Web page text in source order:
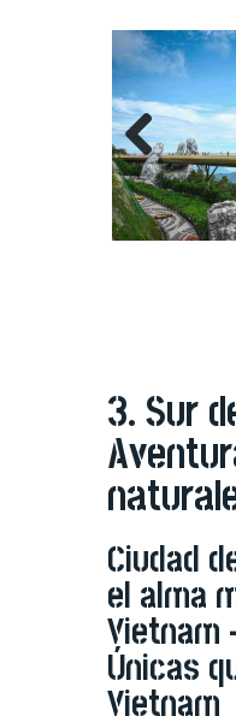
Previous
3. Sur
Ciudad
el alma
Vietnam
Únicas
Vietnam